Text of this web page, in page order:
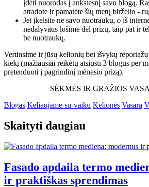
įdėti nuorodas į ankstesnį savo blogą.
atradote ir pamatėte šių metų birželio -
Jei įkelsite ne savo nuotraukų, o iš
nedalyvaus lošime dėl prizų, taip pat ir
be nuotraukų.
Vertinsime ir jūsų kelionių bei išvykų
kiekį (mažiausiai reikėtų atsiųsti 3 blogus per
pretenduoti į pagrindinį mėnesio prizą).
SĖKMĖS IR GRAŽIOS
Blogas Keliaujame-su-vaiku Kelionės Vasara
Skaityti daugiau
Fasado apdaila termo
ir praktiškas sprendimas